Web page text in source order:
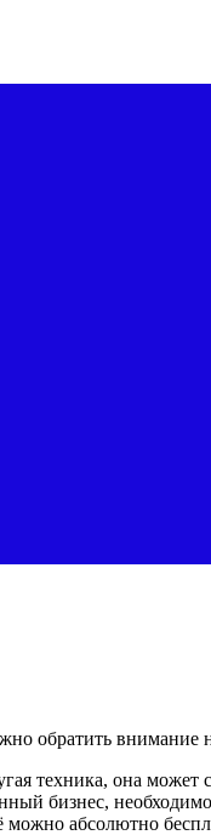
обратить
техника, она
бизнес,
можно абсолютно